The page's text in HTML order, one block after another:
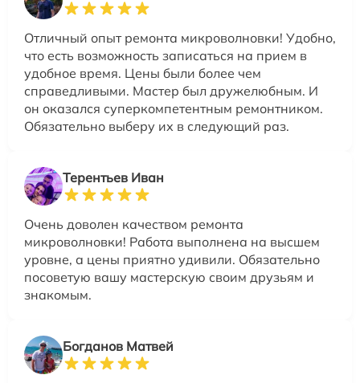
Отличный опыт ремонта микроволновки! Удобно,
что есть возможность записаться на прием в
удобное время. Цены были более чем
справедливыми. Мастер был дружелюбным. И
он оказался суперкомпетентным ремонтником.
Обязательно выберу их в следующий раз.
Терентьев Иван
Очень доволен качеством ремонта
микроволновки! Работа выполнена на высшем
уровне, а цены приятно удивили. Обязательно
посоветую вашу мастерскую своим друзьям и
знакомым.
Богданов Матвей